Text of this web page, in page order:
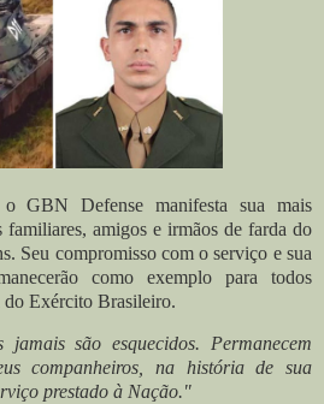
GBN Defense manifesta sua mais
familiares, amigos e irmãos de farda do
Seu compromisso com o serviço e sua
como exemplo para todos
do Exército Brasileiro.
jamais são esquecidos. Permanecem
companheiros, na história de sua
prestado à Nação."